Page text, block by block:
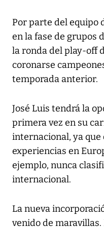
Por parte del equipo
en la fase de grupos
la ronda del play-off
coronarse
temporada anterior.
José Luis tendrá la
primera vez en su
internacional, ya
experiencias en
ejemplo, nunca
internacional.
La nueva
venido de maravillas.